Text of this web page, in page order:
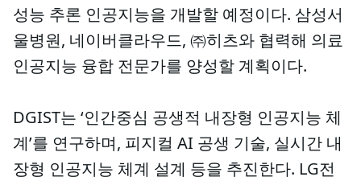
성능 추론 인공지능을 개발할 예정이다. 삼성서
울병원, 네이버클라우드, ㈜히츠와 협력해 의료
인공지능 융합 전문가를 양성할 계획이다.
DGIST는 ‘인간중심 공생적 내장형 인공지능 체
계’를 연구하며, 피지컬 AI 공생 기술, 실시간 내
장형 인공지능 체계 설계 등을 추진한다. LG전